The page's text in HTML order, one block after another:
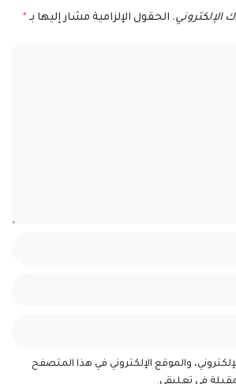
الإلكتروني. الحقول الإلزامية مشار إليها بـ *
والموقع الإلكتروني في هذا المتصفح
في تعليقي.